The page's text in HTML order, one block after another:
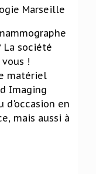
Marseille
La société
!
matériel
Imaging
d'occasion en
mais aussi à